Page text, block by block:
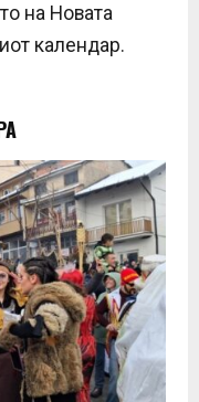
на Новата
календар.